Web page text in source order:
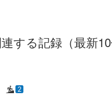
する記録（最新
2